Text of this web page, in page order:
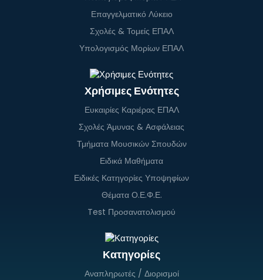
Επαγγελματικό Λύκειο
Σχολές & Τομείς ΕΠΑΛ
Υπολογισμός Μορίων ΕΠΑΛ
Χρήσιμες Ενότητες
Ευκαιρίες Καριέρας ΕΠΑΛ
Σχολές Άμυνας & Ασφάλειας
Τμήματα Μουσικών Σπουδών
Ειδικά Μαθήματα
Ειδικές Κατηγορίες Υποψηφίων
Θέματα Ο.Ε.Φ.Ε.
Test Προσανατολισμού
Κατηγορίες
Αναπληρωτές / Διορισμοί